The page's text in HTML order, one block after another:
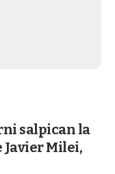
salpican la
Milei,